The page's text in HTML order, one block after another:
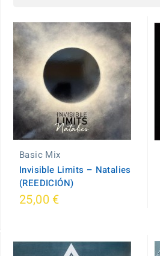
Basic Mix
Invisible Limits – Natalies
(REEDICIÓN)
25,00 €